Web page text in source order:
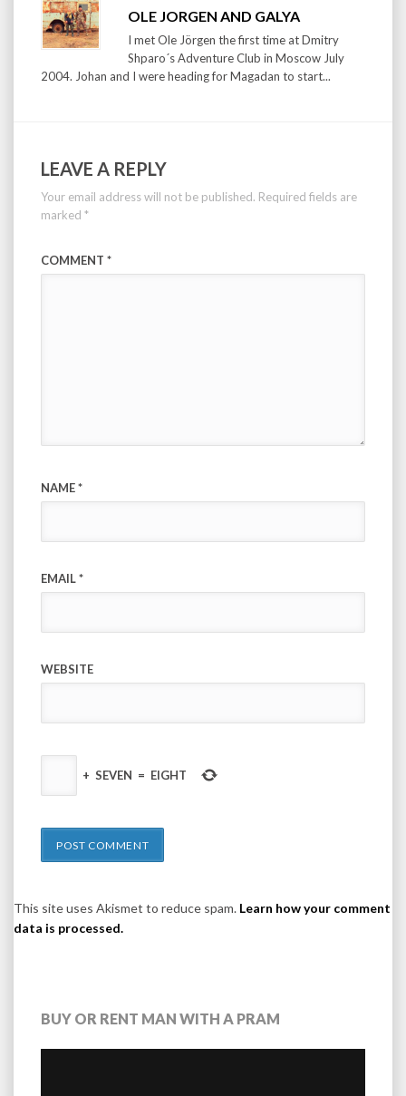
OLE JORGEN AND GALYA
I met Ole Jörgen the first time at Dmitry
Shparo´s Adventure Club in Moscow July
2004. Johan and I were heading for Magadan to start...
LEAVE A REPLY
Your email address will not be published. Required fields are
marked *
COMMENT *
NAME*
EMAIL*
WEBSITE
+ SEVEN = EIGHT
This site uses Akismet to reduce spam. Learn how your comment
data is processed.
BUY OR RENT MAN WITH A PRAM